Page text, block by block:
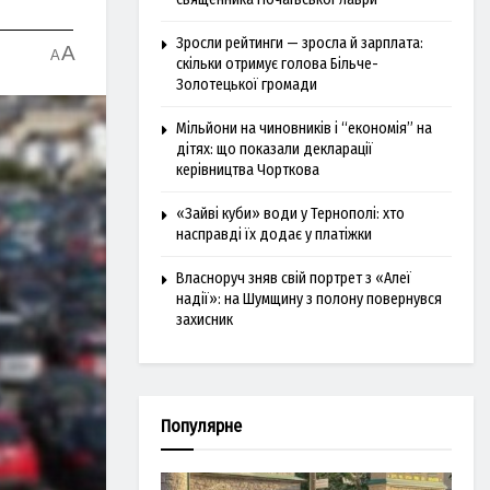
AA
Зросли рейтинги — зросла й зарплата:
скільки отримує голова Більче-
Золотецької громади
Мільйони на чиновників і “економія” на
дітях: що показали декларації
керівництва Чорткова
«Зайві куби» води у Тернополі: хто
насправді їх додає у платіжки
Власноруч зняв свій портрет з «Алеї
надії»: на Шумщину з полону повернувся
захисник
Популярне